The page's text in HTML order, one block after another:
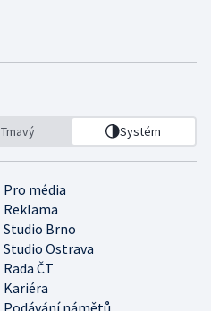
Tmavý Systém
Pro média
Reklama
Studio Brno
Studio Ostrava
Rada ČT
Kariéra
Podávání námětů